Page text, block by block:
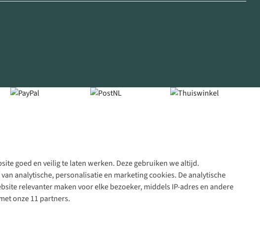
goed en veilig te laten werken. Deze gebruiken we altijd.
analytische, personalisatie en marketing cookies. De analytische
relevanter maken voor elke bezoeker, middels IP-adres en andere
onze 11 partners.